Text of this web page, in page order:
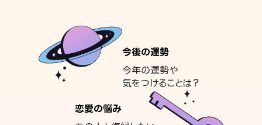
今後の運勢
今年の運勢や
気をつけることは？
恋愛の悩み